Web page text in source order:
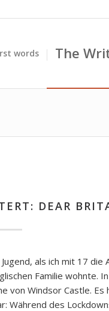
words The
DEAR
als ich mit 17 die
Familie wohnte.
von Windsor Castle.
Während des